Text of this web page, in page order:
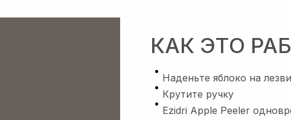
КАК ЭТО
Наденьте яблоко на
Крутите ручку
Ezidri Apple Peeler